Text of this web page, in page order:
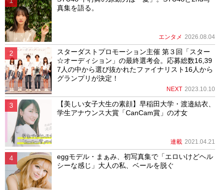
真集を語る。
エンタメ 2026.08.04
スターダストプロモーション主催 第３回「スター
☆オーディション」の最終選考会。応募総数16,39
7人の中から選び抜かれたファイナリスト16人から
グランプリが決定！
NEXT 2023.10.10
【美しい女子大生の素顔】早稲田大学・渡邉結衣、
学生アナウンス大賞「CanCam賞」の才女
連載 2021.04.21
eggモデル・まぁみ、初写真集で「エロいけどヘル
シーな感じ」大人の私、ベールを脱ぐ